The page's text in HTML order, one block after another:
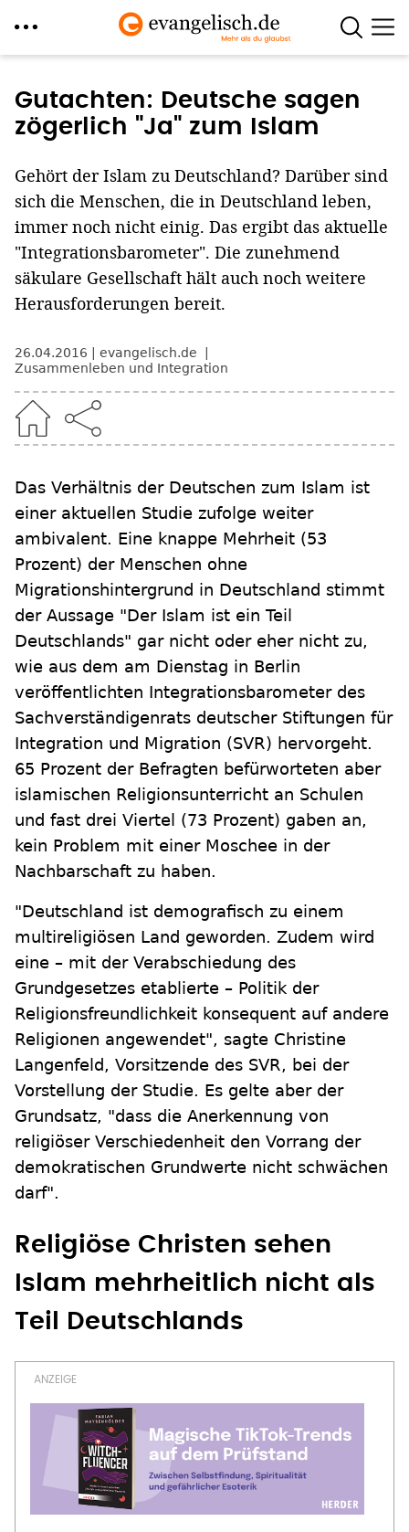
zum
Inhalt
Gutachten: Deutsche sagen
zögerlich "Ja" zum Islam
Gehört der Islam zu Deutschland? Darüber sind
sich die Menschen, die in Deutschland leben,
immer noch nicht einig. Das ergibt das aktuelle
"Integrationsbarometer". Die zunehmend
säkulare Gesellschaft hält auch noch weitere
Herausforderungen bereit.
26.04.2016
evangelisch.de
Zusammenleben und Integration
Das Verhältnis der Deutschen zum Islam ist
einer aktuellen Studie zufolge weiter
ambivalent. Eine knappe Mehrheit (53
Prozent) der Menschen ohne
Migrationshintergrund in Deutschland stimmt
der Aussage "Der Islam ist ein Teil
Deutschlands" gar nicht oder eher nicht zu,
wie aus dem am Dienstag in Berlin
veröffentlichten Integrationsbarometer des
Sachverständigenrats deutscher Stiftungen für
Integration und Migration (SVR) hervorgeht.
65 Prozent der Befragten befürworteten aber
islamischen Religionsunterricht an Schulen
und fast drei Viertel (73 Prozent) gaben an,
kein Problem mit einer Moschee in der
Nachbarschaft zu haben.
"Deutschland ist demografisch zu einem
multireligiösen Land geworden. Zudem wird
eine – mit der Verabschiedung des
Grundgesetzes etablierte – Politik der
Religionsfreundlichkeit konsequent auf andere
Religionen angewendet", sagte Christine
Langenfeld, Vorsitzende des SVR, bei der
Vorstellung der Studie. Es gelte aber der
Grundsatz, "dass die Anerkennung von
religiöser Verschiedenheit den Vorrang der
demokratischen Grundwerte nicht schwächen
darf".
Religiöse Christen sehen
Islam mehrheitlich nicht als
Teil Deutschlands